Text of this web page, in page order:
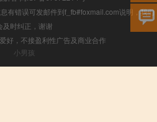
有错误可发邮件到f_fb#foxmail.com说明，我们
及时纠正，谢谢
好，不接盈利性广告及商业合作
小男孩